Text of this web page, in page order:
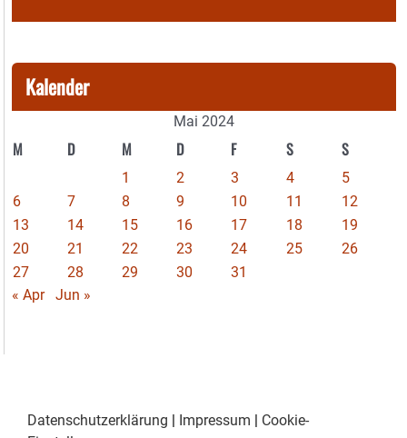
Kalender
Mai 2024
M D M D F S S
1 2 3 4
5
6
7 8 9 10 11
12
13
14 15 16 17 18
19
20
21 22 23 24 25
26
27
28 29 30
31
« Apr
Jun »
Datenschutzerklärung | Impressum | Cookie-